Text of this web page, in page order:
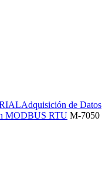
Adquisición de Datos
MODBUS RTU M-7050